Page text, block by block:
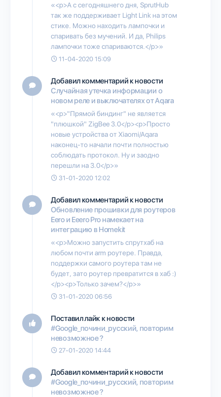
«<p>А с сегодняшнего дня, SprutHub
так же поддерживает Light Link на этом
стике. Можно находить лампочки и
спаривать без мучений. И да, Philips
лампочки тоже спариваются.</p>»
11-04-2020 15:09
Добавил комментарий к новости
Случайная утечка информации о
новом реле и выключателях от Aqara
«<p>"Прямой биндинг" не является
"плюшкой" ZigBee 3.0</p><p>Просто
новые устройства от Xiaomi/Aqara
наконец-то начали почти полностью
соблюдать протокол. Ну и заодно
перешли на 3.0</p>»
31-01-2020 12:02
Добавил комментарий к новости
Обновление прошивки для роутеров
Eero и Eeero Pro намекает на
интеграцию в Homekit
«<p>Можно запустить спрутхаб на
любом почти arm роутере. Правда,
поддержки самого роутера там не
будет, зато роутер превратится в хаб :)
</p><p>Только зачем?</p>»
31-01-2020 06:56
Поставил лайк к новости
#Google_почини_русский, повторим
невозможное ?
27-01-2020 14:44
Добавил комментарий к новости
#Google_почини_русский, повторим
невозможное ?